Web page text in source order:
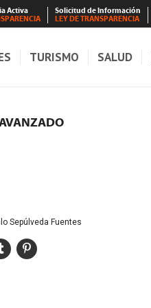
Activa
Solicitud de Información
LEY DE TRANSPARENCIA
TURISMO SALUD
Sepúlveda Fuentes